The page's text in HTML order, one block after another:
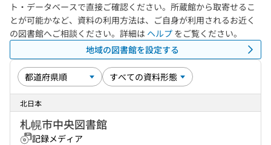
ト・データベースで直接ご確認ください。所蔵館から取寄せるこ
とが可能かなど、資料の利用方法は、ご自身が利用されるお近く
の図書館へご相談ください。詳細は ヘルプ をご覧ください。
地域の図書館を設定する
北日本
札幌市中央図書館
記録メディア